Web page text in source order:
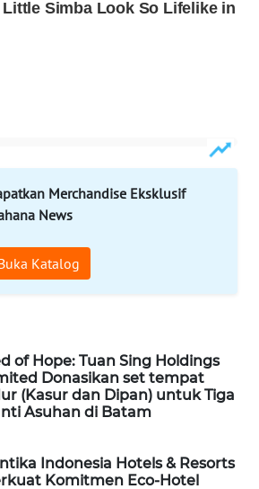
Merchandise Eksklusif
News
Katalog
of Hope: Tuan Sing Holdings
Donasikan set tempat
(Kasur dan Dipan) untuk Tiga
Asuhan di Batam
Indonesia Hotels & Resorts
Komitmen Eco-Hotel